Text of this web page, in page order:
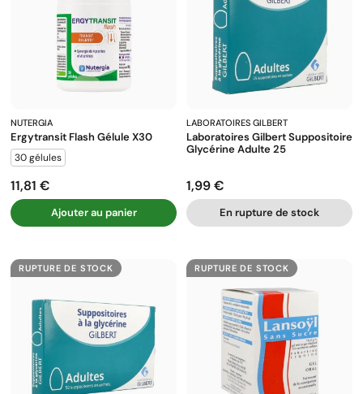
NUTERGIA
Ergytransit Flash Gélule X30
30 gélules
Prix
11,81 €
Ajouter au panier
LABORATOIRES GILBERT
Laboratoires Gilbert Suppositoire
Glycérine Adulte 25
Prix
1,99 €
En rupture de stock
RUPTURE DE STOCK RUPTURE DE STOCK